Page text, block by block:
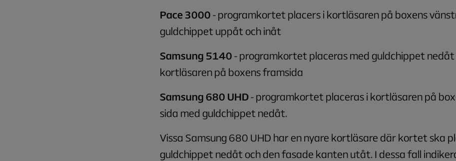
Pace 3000 - programkortet placers i kortläsaren på boxens
guldchippet uppåt och inåt
Samsung 5140 - programkortet placeras med guldchippet nedåt
kortläsaren på boxens framsida
Samsung 680 UHD- programkortet placeras i kortläsaren på
sida med guldchippet nedåt.
Vissa Samsung 680 UHD har en nyare kortläsare där kortet ska
guldchippet nedåt och den fasade kanten utåt. I dessa fall